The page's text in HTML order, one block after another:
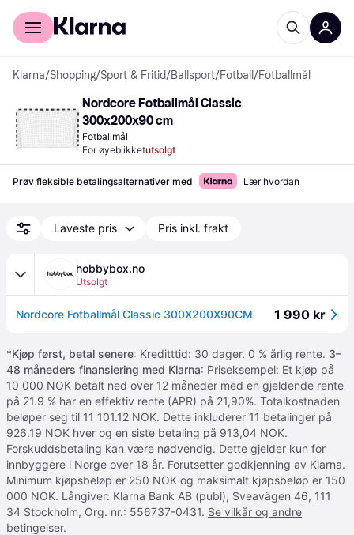
For kunder
Klarna/Shopping/Sport & Fritid/Ballsport/Fotball /Fotballmål
Nordcore Fotballmål Classic
300x200x90 cm
Fotballmål
For øyeblikketutsolgt
Prøv fleksible betalingsalternativer med Lær hvordan
Laveste pris Pris inkl. frakt
hobbybox.no
Utsolgt
Nordcore Fotballmål Classic 300X200X90CM 1 990 kr
*Kjøp først, betal senere: Kreditttid: 30 dager. 0 % årlig rente. 3–
48 måneders finansiering med Klarna: Priseksempel: Et kjøp på
10 000 NOK betalt ned over 12 måneder med en gjeldende rente
på 21.9 % har en effektiv rente (APR) på 21,90%. Totalkostnaden
beløper seg til 11 101.12 NOK. Dette inkluderer 11 betalinger på
926.19 NOK hver og en siste betaling på 913,04 NOK.
Forskuddsbetaling kan være nødvendig. Dette gjelder kun for
innbyggere i Norge over 18 år. Forutsetter godkjenning av Klarna.
Minimum kjøpsbeløp er 250 NOK og maksimalt kjøpsbeløp er 150
000 NOK. Långiver: Klarna Bank AB (publ), Sveavägen 46, 111
34 Stockholm, Org. nr.: 556737-0431. Se vilkår og andre
betingelser.